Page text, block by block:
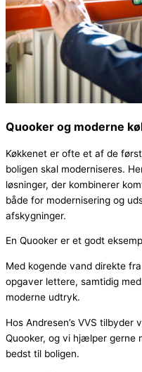
Quooker og moderne
Køkkenet er ofte et af de
boligen skal moderniseres.
løsninger, der kombinerer
både for modernisering og
afskygninger.
En Quooker er et godt
Med kogende vand direkte
opgaver lettere, samtidig
moderne udtryk.
Hos Andresen’s VVS
Quooker, og vi hjælper gerne
bedst til boligen.